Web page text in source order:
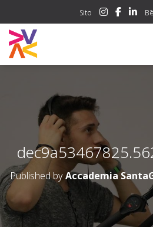
Sito Bē
Published byAccademia